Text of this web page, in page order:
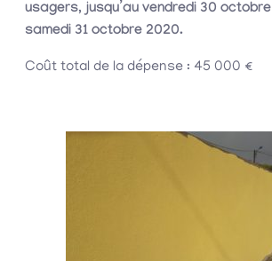
usagers, jusqu’au vendredi 30 octobre
samedi 31 octobre 2020.
Coût total de la dépense : 45 000 €